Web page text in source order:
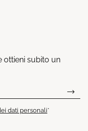
ottieni subito un
dati personali*